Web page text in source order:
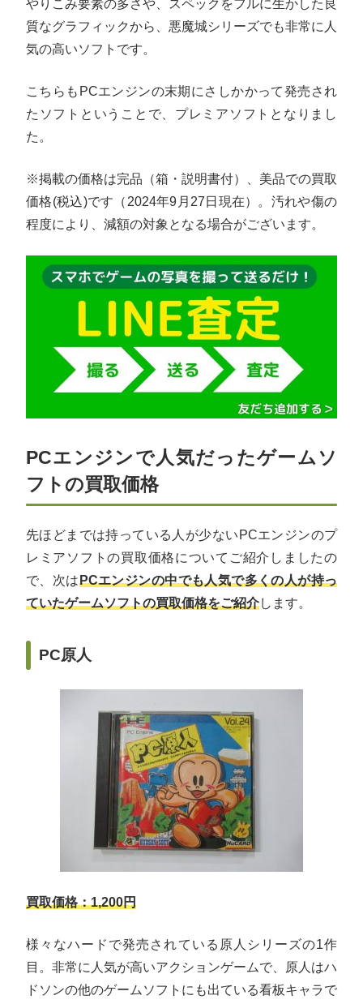
やりこみ要素の多さや、スペックをフルに生かした良
質なグラフィックから、悪魔城シリーズでも非常に人
気の高いソフトです。
こちらもPCエンジンの末期にさしかかって発売され
たソフトということで、プレミアソフトとなりまし
た。
※掲載の価格は完品（箱・説明書付）、美品での買取
価格(税込)です（2024年9月27日現在）。汚れや傷の
程度により、減額の対象となる場合がございます。
PCエンジンで人気だったゲームソ
フトの買取価格
先ほどまでは持っている人が少ないPCエンジンのプ
レミアソフトの買取価格についてご紹介しましたの
で、次はPCエンジンの中でも人気で多くの人が持っ
ていたゲームソフトの買取価格をご紹介します。
PC原人
買取価格：1,200円
様々なハードで発売されている原人シリーズの1作
目。非常に人気が高いアクションゲームで、原人はハ
ドソンの他のゲームソフトにも出ている看板キャラで